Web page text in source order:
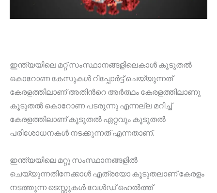
ഇന്ത്യയിലെ മറ്റ് സംസ്ഥാനങ്ങളിലെകാൾ കൂടുതൽ
കൊറോണ കേസുകൾ റിപ്പോർട്ട് ചെയ്യുന്നത്
കേരളത്തിലാണ് അതിൻറെ അർത്ഥം കേരളത്തിലാണു
കൂടുതൽ കൊറോണ പടരുന്നു എന്നല്ല മറിച്ച്
കേരളത്തിലാണ് കൂടുതൽ ഏറ്റവും കൂടുതൽ
പരിശോധനകൾ നടക്കുന്നത് എന്നതാണ്.
ഇന്ത്യയിലെ മറ്റു സംസ്ഥാനങ്ങളിൽ
ചെയ്യുന്നതിനേക്കാൾ എത്രയോ കൂടുതലാണ് കേരളം
നടത്തുന്ന ടെസ്റ്റുകൾ വേൾഡ് ഹെൽത്ത്